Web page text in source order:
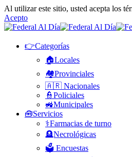
Al utilizar este sitio, usted acepta los
Acepto
👉Categorías
🏠Locales
🏘️Provinciales
🇦🇷 Nacionales
👮Policiales
🚜Municipales
🧰Servicios
⚕️Farmacias de turno
🪦Necrológicas
🗳️ Encuestas